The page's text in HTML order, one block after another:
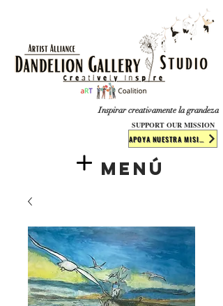
​​​Inspirar creativamente la grandeza
Menú
SUPPORT OUR MISSION